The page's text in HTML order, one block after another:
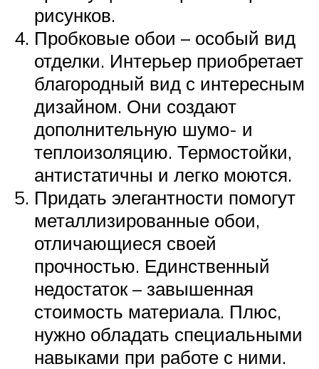
рисунков.
Пробковые обои – особый вид
отделки. Интерьер приобретает
благородный вид с интересным
дизайном. Они создают
дополнительную шумо- и
теплоизоляцию. Термостойки,
антистатичны и легко моются.
Придать элегантности помогут
металлизированные обои,
отличающиеся своей
прочностью. Единственный
недостаток – завышенная
стоимость материала. Плюс,
нужно обладать специальными
навыками при работе с ними.